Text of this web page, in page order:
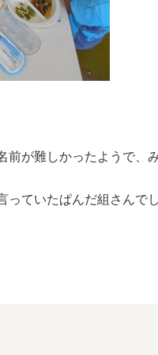
前が難しかったようで、
っていたぱんだ組さんで